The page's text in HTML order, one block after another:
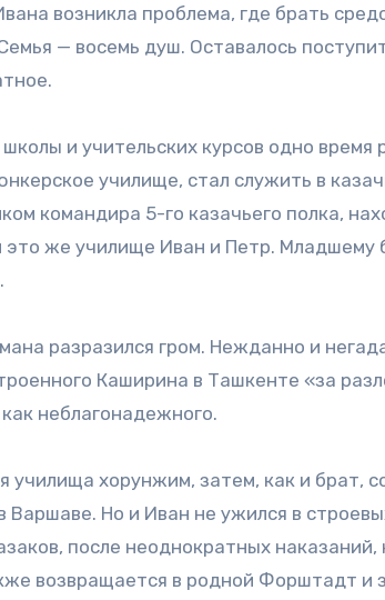
возникла проблема, где брать
— восемь душ. Оставалось
и учительских курсов одно время
училище, стал служить в
командира 5-го казачьего полка,
это же училище Иван и Петр. Младшему
разразился гром. Нежданно и
Каширина в Ташкенте «за
неблагонадежного.
хорунжим, затем, как и брат,
Варшаве. Но и Иван не ужился в
после неоднократных наказаний,
возвращается в родной Форштадт и